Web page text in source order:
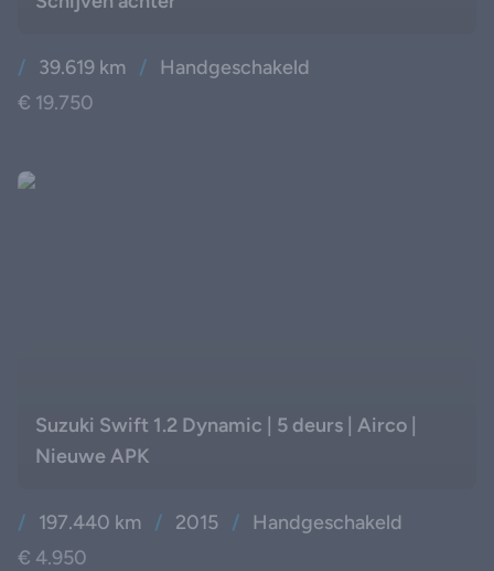
/ 39.619 km / Handgeschakeld
€ 19.750
/ 197.440 km / 2015 / Handgeschakeld
€ 4.950
Suzuki Swift 1.2 Dynamic | 5 deurs | Airco |
Nieuwe APK